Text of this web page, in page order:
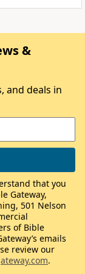
&
and deals in
that you
Gateway,
501 Nelson
of Bible
emails
review our
.